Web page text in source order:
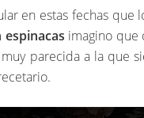
en estas fechas que
imagino que
parecida a la que